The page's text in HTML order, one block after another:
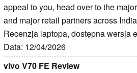
appeal to you, head over to the
and major retail partners across
Recenzja laptopa, dostępna wersja
Data: 12/04/2026
vivo V70 FE Review